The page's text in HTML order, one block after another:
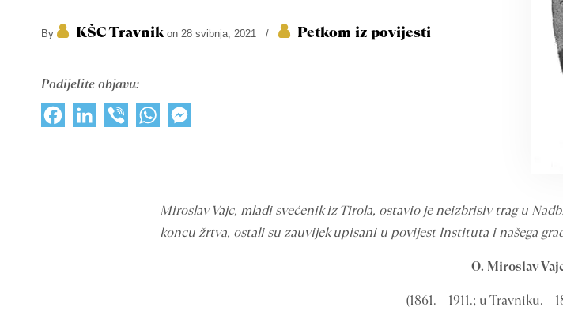
By KŠC Travnikon 28 svibnja, 2021 / Petkom iz povijesti
Podijelite objavu:
FacebookLinkedInViber WhatsApp
Miroslav Vajc, mladi svećenik iz Tirola, ostavio je neizbrisiv trag u
koncu žrtva, ostali su zauvijek upisani u povijest Instituta i našega
O. Miroslav
(1861. – 1911.; u Travniku. –